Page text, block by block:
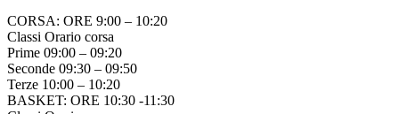
CORSA: ORE 9:00 – 10:20
Classi Orario corsa
Prime 09:00 – 09:20
Seconde 09:30 – 09:50
Terze 10:00 – 10:20
BASKET: ORE 10:30 -11:30